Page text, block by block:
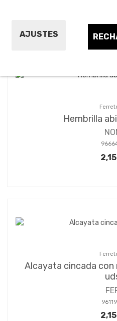
AJUSTES
Hembrilla
Alcayata cincada con